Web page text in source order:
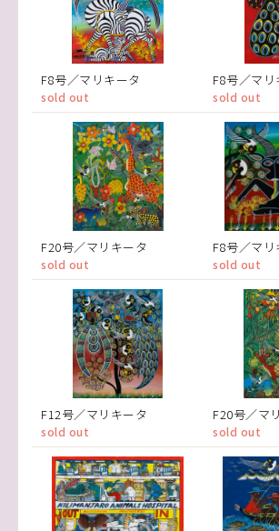
F8号／マリキータ
sold out
F8号／マリ
sold out
F20号／マリキータ
sold out
F8号／マリ
sold out
F12号／マリキータ
sold out
F20号／マ
sold out